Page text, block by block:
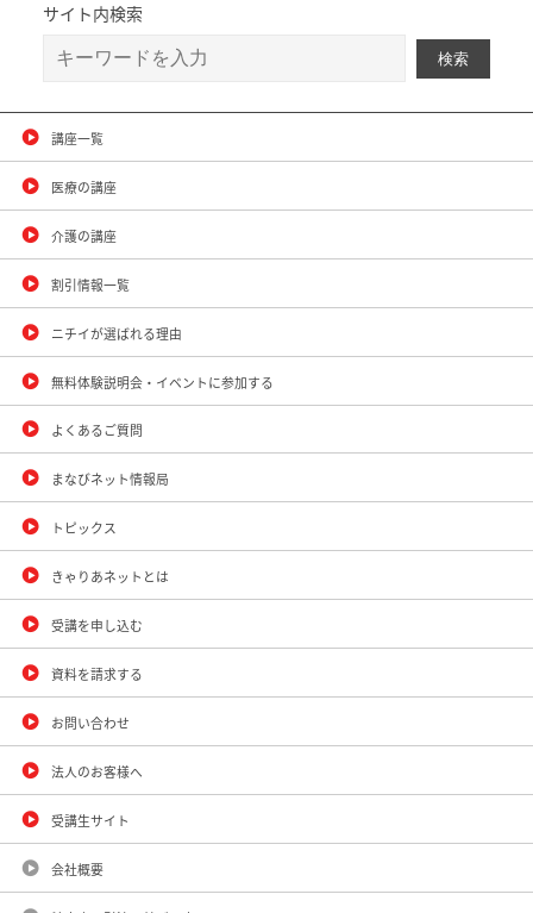
サイト内検索
講座一覧
医療の講座
介護の講座
割引情報一覧
ニチイが選ばれる理由
無料体験説明会・イベントに参加する
よくあるご質問
まなびネット情報局
トピックス
きゃりあネットとは
受講を申し込む
資料を請求する
お問い合わせ
法人のお客様へ
受講生サイト
会社概要